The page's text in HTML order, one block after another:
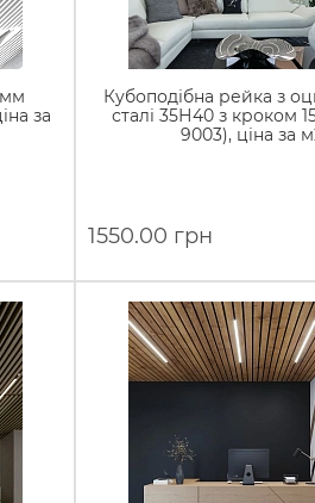
за
Кубоподібна рейка з
сталі 35Н40 з кроком
9003), ціна за
1550.00 грн